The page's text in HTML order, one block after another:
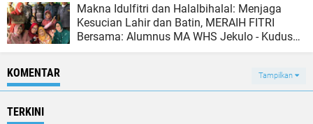
Makna Idulfitri dan Halalbihalal: Menjaga
Kesucian Lahir dan Batin, MERAIH FITRI
Bersama: Alumnus MA WHS Jekulo - Kudus
KOMENTAR
Tampilkan
TERKINI